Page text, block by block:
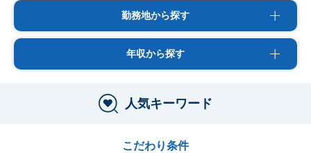
勤務地から探す
年収から探す
人気キーワード
こだわり条件